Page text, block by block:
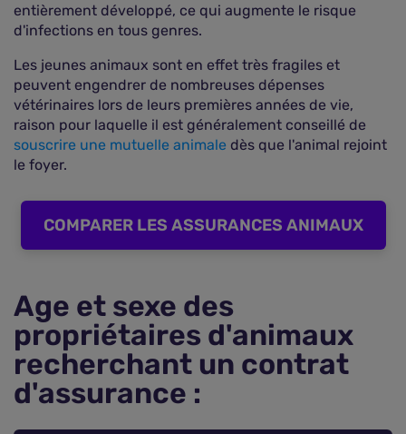
entièrement développé, ce qui augmente le risque
d'infections en tous genres.
Les jeunes animaux sont en effet très fragiles et
peuvent engendrer de nombreuses dépenses
vétérinaires lors de leurs premières années de vie,
raison pour laquelle il est généralement conseillé de
souscrire une mutuelle animale dès que l'animal rejoint
le foyer.
COMPARER LES ASSURANCES ANIMAUX
Age et sexe des
propriétaires d'animaux
recherchant un contrat
d'assurance :